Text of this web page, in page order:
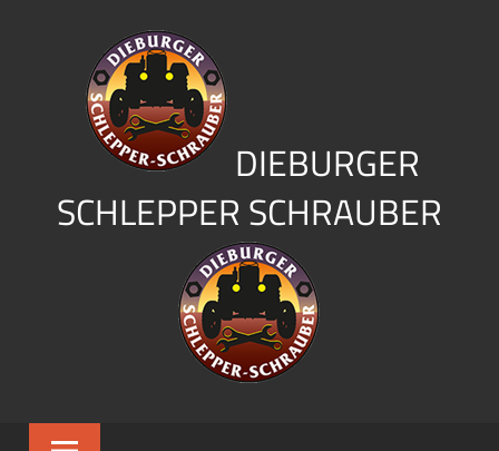
DIEBURGER
SCHLEPPER SCHRAUBER